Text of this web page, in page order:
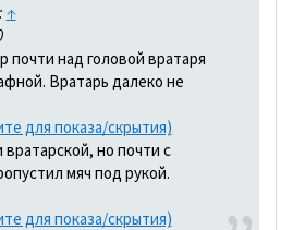
↑
почти над головой вратаря
Вратарь далеко не
для показа/скрытия)
но почти с
мяч под рукой.
для показа/скрытия)